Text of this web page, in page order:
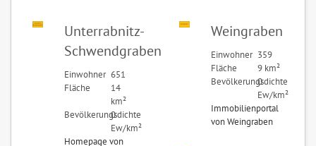
Unterrabnitz-
Schwendgraben
Einwohner 651
Fläche
14
km²
Bevölkerungsdichte
0
Ew/km²
Homepage von
Weingraben
Einwohner 359
Fläche
9 km²
Bevölkerungsdichte
0
Ew/km²
Immobilienportal
von Weingraben